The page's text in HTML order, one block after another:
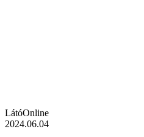
LátóOnline
2024.06.04